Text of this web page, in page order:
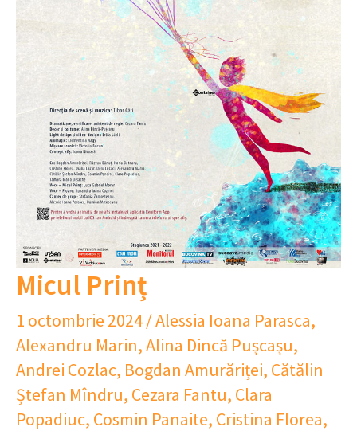
Micul Prinț
1 octombrie 2024/Alessia Ioana Parasca,
Alexandru Marin,Alina Dincă Pușcașu,
Andrei Cozlac, Bogdan Amurăriței, Cătălin
Ștefan Mîndru, Cezara Fantu, Clara
Popadiuc, Cosmin Panaite, Cristina Florea,